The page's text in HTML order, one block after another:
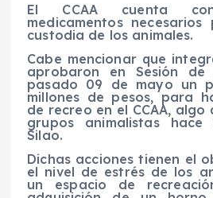
El CCAA cuenta
medicamentos
custodia de los animales.
Cabe mencionar que
aprobaron en Sesión de
pasado 09 de mayo un
millones de pesos, para
de recreo en el CCAA,
grupos animalistas
Silao.
Dichas acciones tienen el
el nivel de estrés de los
un espacio de